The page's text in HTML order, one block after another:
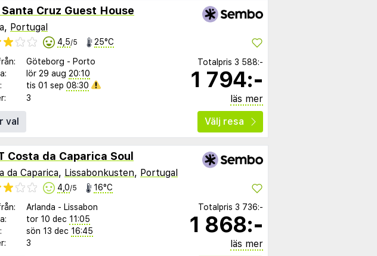
Cruz Guest House
Portugal
4,5/5 25°C
Göteborg - Porto
lör 29 aug 20:10
tis 01 sep 08:30
3
Totalpris 3 588:-
1 794:-
läs mer
val
Välj resa
Costa da Caparica Soul
da Caparica, Lissabonkusten, Portugal
4,0/5 16°C
Arlanda - Lissabon
tor 10 dec 11:05
sön 13 dec 16:45
3
Totalpris 3 736:-
1 868:-
läs mer